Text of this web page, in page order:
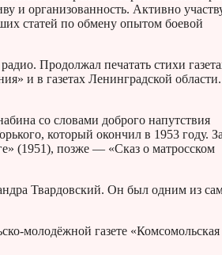
и организованность. Активно
статей по обмену опытом боевой
Продолжал печатать стихи
и в газетах Ленинградской
со словами доброго напутствия
который окончил в 1953 году.
(1951), позже — «Сказ о матросском
Твардовский. Он был одним из
молодёжной газете «Комсомольская